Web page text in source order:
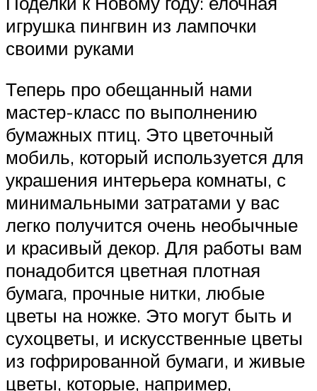
игрушка пингвин из лампочки
своими руками
Теперь про обещанный нами
мастер-класс по выполнению
бумажных птиц. Это цветочный
мобиль, который используется для
украшения интерьера комнаты, с
минимальными затратами у вас
легко получится очень необычные
и красивый декор. Для работы вам
понадобится цветная плотная
бумага, прочные нитки, любые
цветы на ножке. Это могут быть и
сухоцветы, и искусственные цветы
из гофрированной бумаги, и живые
цветы, которые, например,